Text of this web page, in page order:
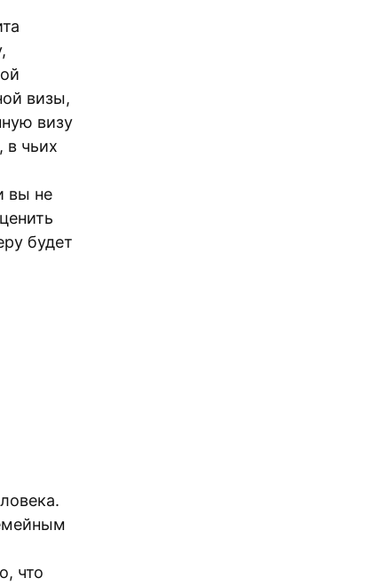
визы,
визу
в чьих
вы не
будет
что